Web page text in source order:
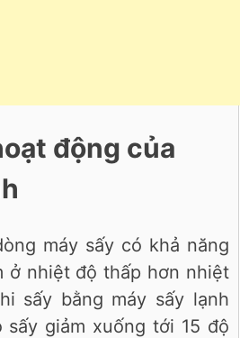
động của
máy sấy có khả năng
ở nhiệt độ thấp hơn nhiệt
sấy bằng máy sấy lạnh
giảm xuống tới 15 độ